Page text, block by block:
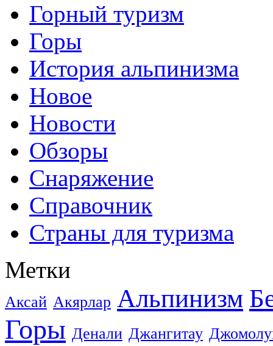
Горный туризм
Горы
История альпинизма
Новое
Новости
Обзоры
Снаряжение
Справочник
Страны для туризма
Метки
Аксай Акярлар Альпинизм
Горы Денали Джангитау